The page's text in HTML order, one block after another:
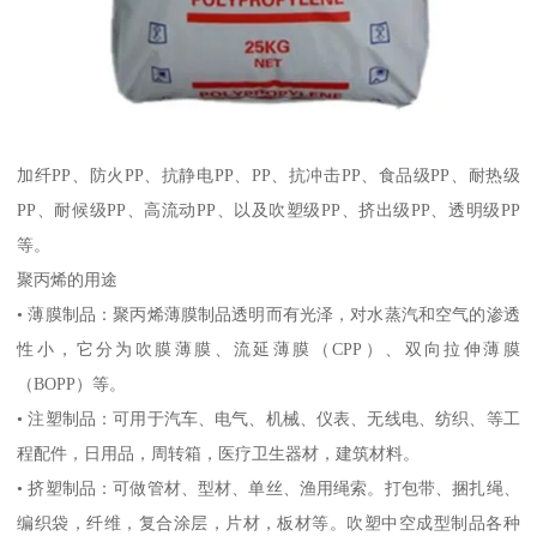
加纤PP 、防火 PP 、抗静电PP PP 、抗冲击PP 、食品级PP 、耐热级
PP 、耐候级PP 、高流动PP 、以及吹塑级PP 、挤出级PP 、透明级PP
等。
聚丙烯的用途
•薄膜制品：聚丙烯薄膜制品透明而有光泽，对水蒸汽和空气的渗透
性小，它分为吹膜薄膜、流延薄膜（CPP ）、双向拉伸薄膜
（BOPP ）等。
•注塑制品：可用于汽车、电气、机械、仪表、无线电、纺织、等工
程配件，日用品，周转箱，医疗卫生器材，建筑材料。
•挤塑制品：可做管材、型材、单丝、渔用绳索。打包带、捆扎绳、
编织袋，纤维，复合涂层，片材，板材等。吹塑中空成型制品各种